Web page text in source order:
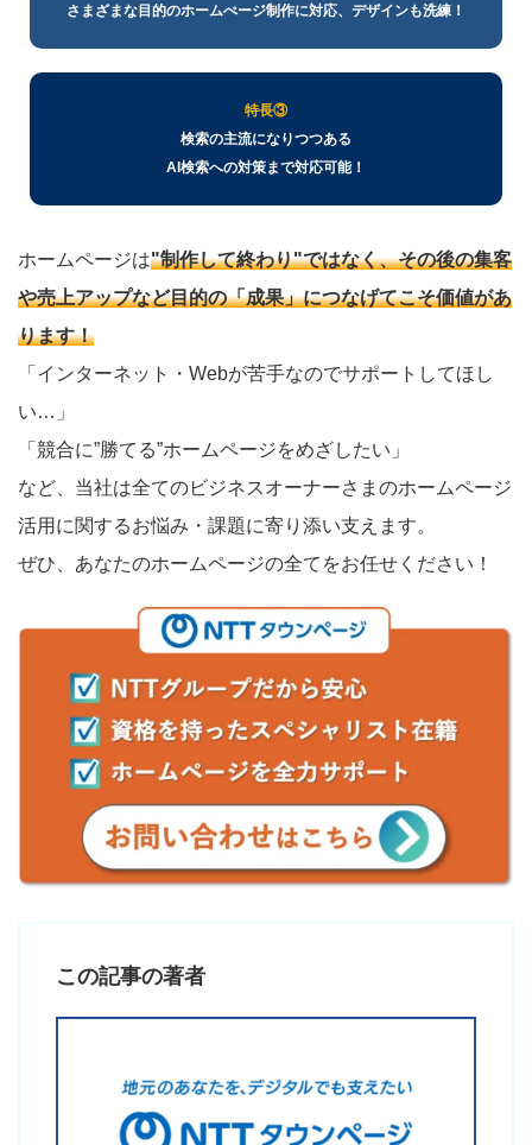
さまざまな目的のホームぺージ制作に対応、デザインも洗練！
特長③
検索の主流になりつつある
AI検索への対策まで対応可能！
ホームページは"制作して終わり"ではなく、その後の集客
や売上アップなど目的の「成果」につなげてこそ価値があ
ります！
「インターネット・Webが苦手なのでサポートしてほし
い…」
「競合に”勝てる”ホームページをめざしたい」
など、当社は全てのビジネスオーナーさまのホームページ
活用に関するお悩み・課題に寄り添い支えます。
ぜひ、あなたのホームページの全てをお任せください！
この記事の著者